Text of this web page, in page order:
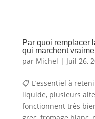
Par quoi remplacer
qui marchent
par Michel | Juil 26,
📋 L’essentiel à
liquide, plusieurs
fonctionnent très